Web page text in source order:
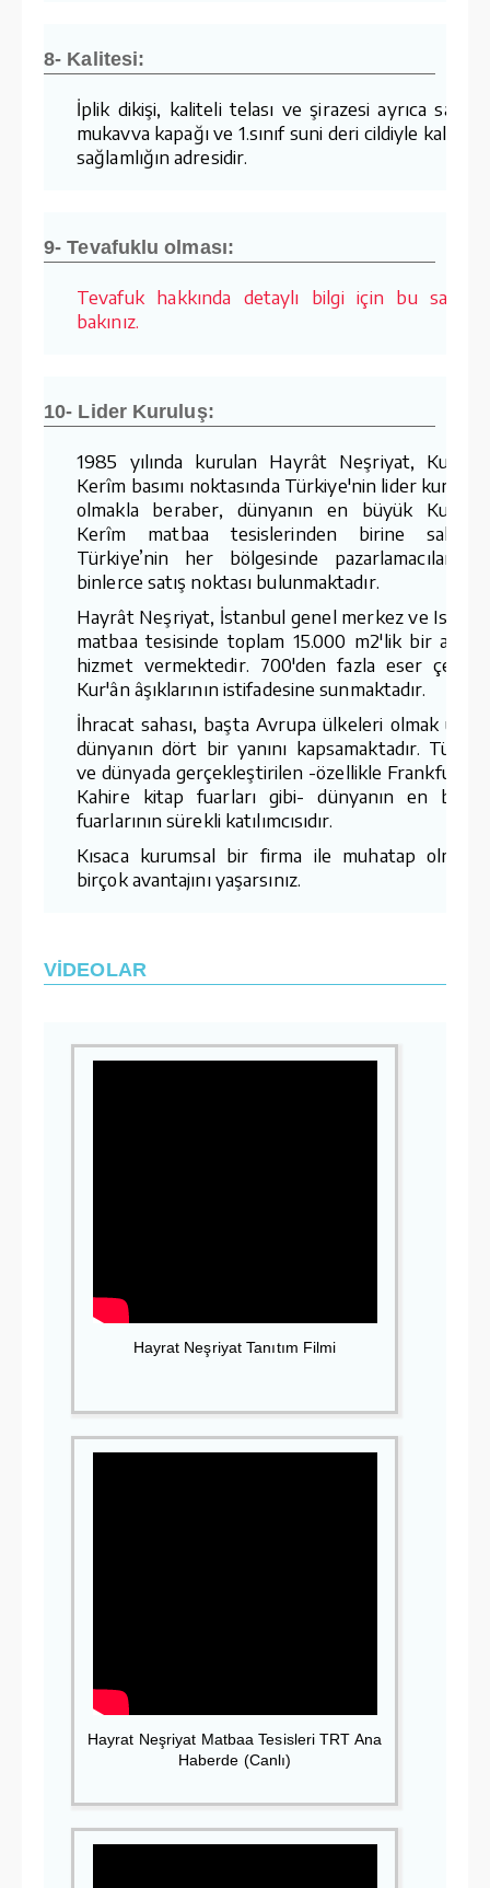
8- Kalitesi:
İplik dikişi, kaliteli telası ve şirazesi ayrıca
mukavva kapağı ve 1.sınıf suni deri cildiyle kalite
sağlamlığın adresidir.
9- Tevafuklu olması:
Tevafuk hakkında detaylı bilgi için bu
bakınız.
10- Lider Kuruluş:
1985 yılında kurulan Hayrât Neşriyat, Kur'ân-
Kerîm basımı noktasında Türkiye'nin lider
olmakla beraber, dünyanın en büyük Kur'ân-
Kerîm matbaa tesislerinden birine
Türkiye’nin her bölgesinde pazarlamacıları
binlerce satış noktası bulunmaktadır.
Hayrât Neşriyat, İstanbul genel merkez ve
matbaa tesisinde toplam 15.000 m2'lik bir
hizmet vermektedir. 700'den fazla eser
Kur'ân âşıklarının istifadesine sunmaktadır.
İhracat sahası, başta Avrupa ülkeleri olmak
dünyanın dört bir yanını kapsamaktadır.
ve dünyada gerçekleştirilen -özellikle Frankfurt
Kahire kitap fuarları gibi- dünyanın en
fuarlarının sürekli katılımcısıdır.
Kısaca kurumsal bir firma ile muhatap
birçok avantajını yaşarsınız.
VİDEOLAR
Hayrat Neşriyat Tanıtım Filmi
Hayrat Neşriyat Matbaa Tesisleri TRT Ana
Haberde (Canlı)